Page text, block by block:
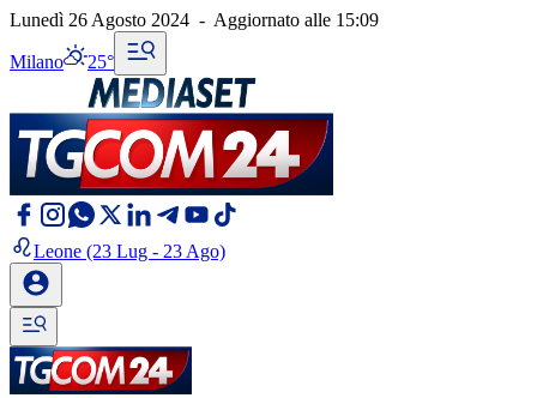
Lunedì 26 Agosto 2024 - Aggiornato alle 15:09
Milano 25°
Leone (23 Lug - 23 Ago)